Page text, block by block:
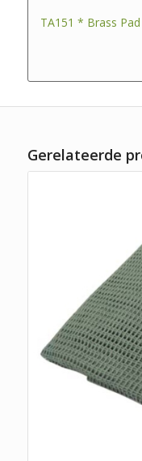
TA151 * Brass
Gerelateerde